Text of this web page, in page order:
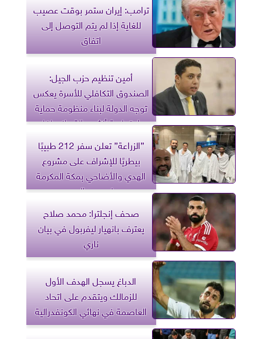
ترامب: إيران ستمر بوقت عصيب
للغاية إذا لم يتم التوصل إلى
اتفاق
أمين تنظيم حزب الجيل:
الصندوق التكافلي للأسرة يعكس
توجه الدولة لبناء منظومة حماية
اجتماعية أكثر عدالة وإنصافا
”الزراعة” تعلن سفر 212 طبيبًا
بيطريًا للإشراف على مشروع
الهدي والأضاحي بمكة المكرمة
لموسم الحج
صحف إنجلترا: محمد صلاح
يعترف بانهيار ليفربول في بيان
ناري
الدباغ يسجل الهدف الأول
للزمالك ويتقدم على اتحاد
العاصمة في نهائي الكونفدرالية